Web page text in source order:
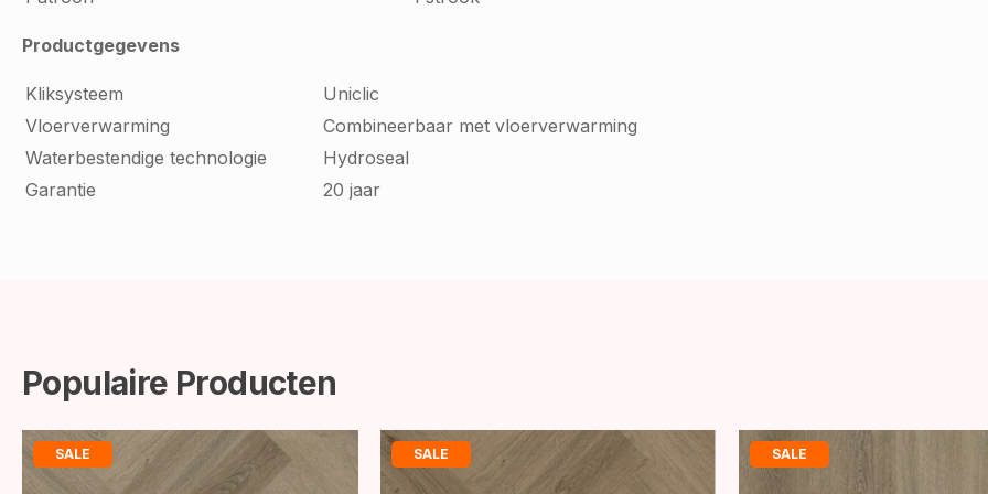
Productgegevens
Kliksysteem
Uniclic
Vloerverwarming
Combineerbaar met vloerverwarming
Waterbestendige technologie
Hydroseal
Garantie
20 jaar
Populaire Producten
SALE SALE SALE